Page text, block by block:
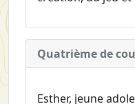
Quatrième de
Esther, jeune